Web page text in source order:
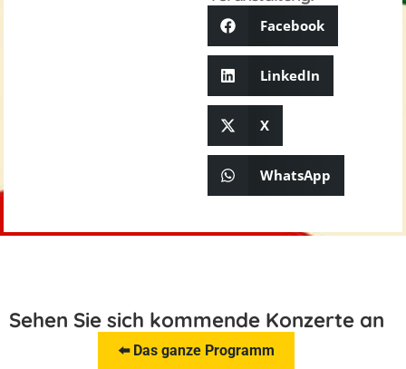
Facebook
LinkedIn
X
WhatsApp
Sehen Sie sich kommende Konzerte an
⬅️ Das ganze Programm